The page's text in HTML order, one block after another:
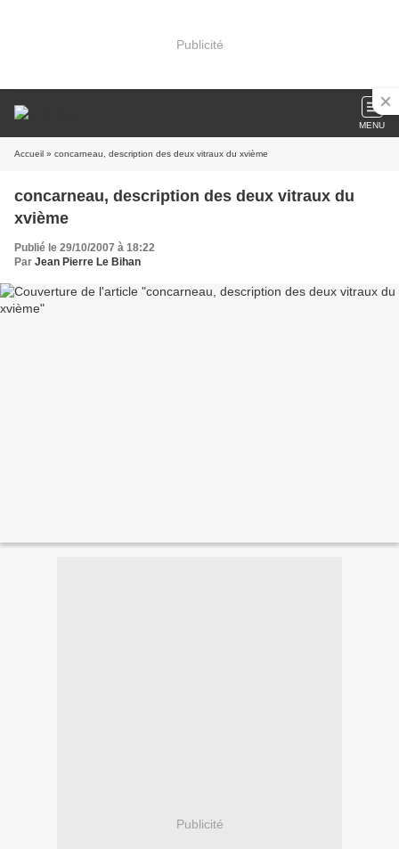
Publicité
MENU
Accueil » concarneau, description des deux vitraux du xvième
concarneau, description des deux vitraux du
xvième
Publié le 29/10/2007 à 18:22
Par Jean Pierre Le Bihan
Publicité